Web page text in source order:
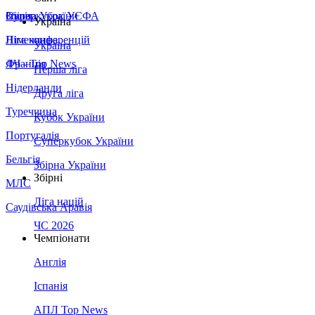
Збірна України
Італія
Німеччина
Франція
Нідерланди
Туреччина
Португалія
Бельгія
МЛС
Саудівська Аравія
Суперкубок УЄФА
Ліга конференцій
ЛЧ - Top News
Україна
Україна
Перша ліга
Друга ліга
Кубок України
Суперкубок України
Збірна України
Збірні
Ліга націй
ЧС 2026
Чемпіонати
Англія
Іспанія
АПЛ Top News